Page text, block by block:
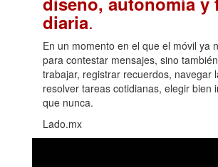
diaria.
En un momento en el que el móvil ya
para contestar mensajes, sino
trabajar, registrar recuerdos, navegar
resolver tareas cotidianas, elegir bien
que nunca.
Lado.mx